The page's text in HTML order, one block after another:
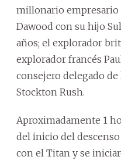
millonario empresario
Dawood con su hijo
años; el explorador
explorador francés
consejero delegado de
Stockton Rush.
Aproximadamente 1
del inicio del
con el Titan y se